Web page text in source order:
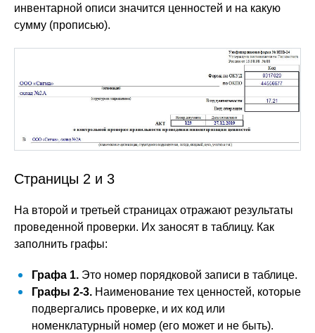
инвентарной описи значится ценностей и на какую
сумму (прописью).
Страницы 2 и 3
На второй и третьей страницах отражают результаты
проведенной проверки. Их заносят в таблицу. Как
заполнить графы:
Графа 1. Это номер порядковой записи в таблице.
Графы 2-3. Наименование тех ценностей, которые
подвергались проверке, и их код или
номенклатурный номер (его может и не быть).